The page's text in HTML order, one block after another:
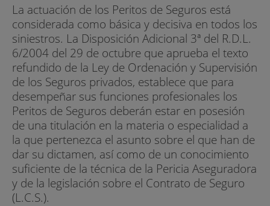
La actuación de los Peritos de Seguros está
considerada como básica y decisiva en todos los
siniestros. La Disposición Adicional 3ª del R.D.L.
6/2004 del 29 de octubre que aprueba el texto
refundido de la Ley de Ordenación y Supervisión
de los Seguros privados, establece que para
desempeñar sus funciones profesionales los
Peritos de Seguros deberán estar en posesión
de una titulación en la materia o especialidad a
la que pertenezca el asunto sobre el que han de
dar su dictamen, así como de un conocimiento
suficiente de la técnica de la Pericia Aseguradora
y de la legislación sobre el Contrato de Seguro
(L.C.S.).